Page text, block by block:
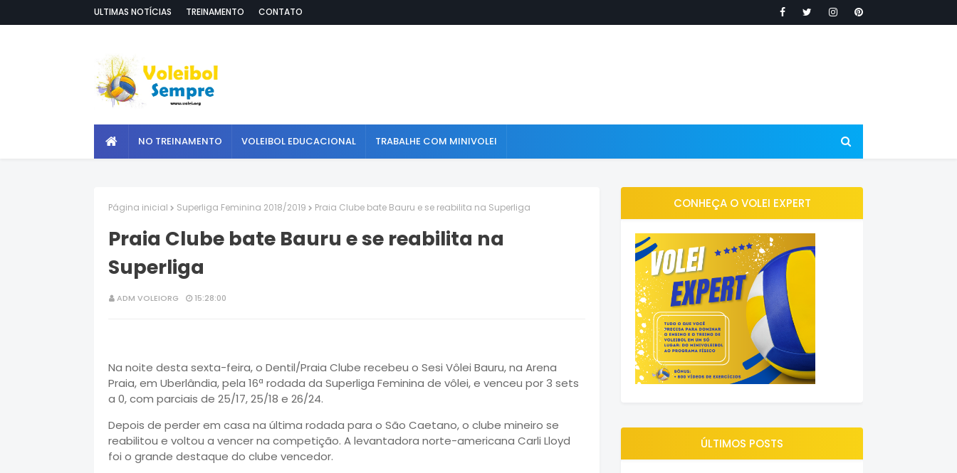
ULTIMAS NOTÍCIAS TREINAMENTO CONTATO
NO TREINAMENTO VOLEIBOL EDUCACIONAL TRABALHE COM MINIVOLEI
Página inicial Superliga Feminina 2018/2019 Praia Clube bate Bauru e se reabilita na Superliga
Praia Clube bate Bauru e se reabilita na
Superliga
ADM VOLEIORG 15:28:00
Na noite desta sexta-feira, o Dentil/Praia Clube recebeu o Sesi Vôlei Bauru, na Arena
Praia, em Uberlândia, pela 16ª rodada da Superliga Feminina de vôlei, e venceu por 3 sets
a 0, com parciais de 25/17, 25/18 e 26/24.
Depois de perder em casa na última rodada para o São Caetano, o clube mineiro se
reabilitou e voltou a vencer na competição. A levantadora norte-americana Carli Lloyd
foi o grande destaque do clube vencedor.
CONHEÇA O VOLEI EXPERT
ÚLTIMOS POSTS